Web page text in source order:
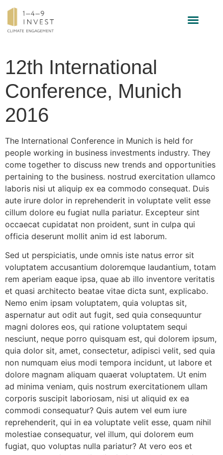
12th International
Conference, Munich
2016
The International Conference in Munich is held for
people working in business investments industry. They
come together to discuss new trends and opportunities
pertaining to the business. nostrud exercitation ullamco
laboris nisi ut aliquip ex ea commodo consequat. Duis
aute irure dolor in reprehenderit in voluptate velit esse
cillum dolore eu fugiat nulla pariatur. Excepteur sint
occaecat cupidatat non proident, sunt in culpa qui
officia deserunt mollit anim id est laborum.
Sed ut perspiciatis, unde omnis iste natus error sit
voluptatem accusantium doloremque laudantium, totam
rem aperiam eaque ipsa, quae ab illo inventore veritatis
et quasi architecto beatae vitae dicta sunt, explicabo.
Nemo enim ipsam voluptatem, quia voluptas sit,
aspernatur aut odit aut fugit, sed quia consequuntur
magni dolores eos, qui ratione voluptatem sequi
nesciunt, neque porro quisquam est, qui dolorem ipsum,
quia dolor sit, amet, consectetur, adipisci velit, sed quia
non numquam eius modi tempora incidunt, ut labore et
dolore magnam aliquam quaerat voluptatem. Ut enim
ad minima veniam, quis nostrum exercitationem ullam
corporis suscipit laboriosam, nisi ut aliquid ex ea
commodi consequatur? Quis autem vel eum iure
reprehenderit, qui in ea voluptate velit esse, quam nihil
molestiae consequatur, vel illum, qui dolorem eum
fugiat, quo voluptas nulla pariatur? At vero eos et